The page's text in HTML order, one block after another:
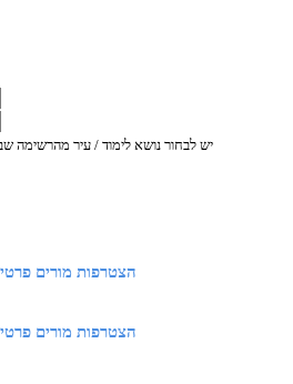
*יש לבחור נושא לימוד / עיר מהרשימה
הצטרפות מורים
הצטרפות מורים